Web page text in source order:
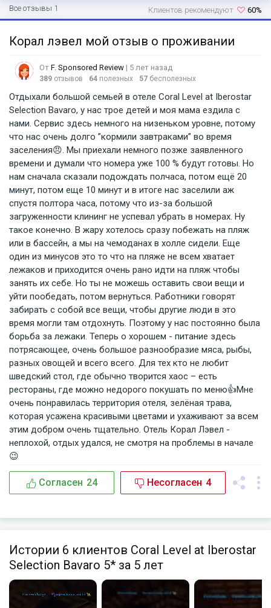
Все отзывы 1 60%
Клиентов рекомендуют
Корал лэвел мой отзыв о проживании
От F. Sponsored Review | 5 лет назад
389 отзывов 64 полезных 57 бесполезных
Отдыхали большой семьей в отеле Coral Level at Iberostar
Selection Bavaro, у нас трое детей и моя мама ездила с
нами. Сервис здесь немного на низеньком уровне, потому
что нас очень долго ”кормили завтраками” во время
заселения😠. Мы приехали немного позже заявленного
времени и думали что номера уже 100 % будут готовы. Но
нам сначала сказали подождать полчаса, потом ещё 20
минут, потом еще 10 минут и в итоге нас заселили аж
спустя полтора часа, потому что из-за большой
загруженности клининг не успевал убрать в номерах. Ну
такое конечно. В жару хотелось сразу побежать на пляж
или в бассейн, а мы на чемоданах в холле сидели. Еще
один из минусов это то что на пляже не всем хватает
лежаков и приходится очень рано идти на пляж чтобы
занять их себе. Но ты не можешь оставить свои вещи и
уйти пообедать, потом вернуться. Работники говорят
забирать с собой все вещи, чтобы другие люди в это
время могли там отдохнуть. Поэтому у нас постоянно была
борьба за лежаки. Теперь о хорошем - питание здесь
потрясающее, очень большое разнообразие мяса, рыбы,
разных овощей и всего всего. Для тех кто не любит
шведский стол, где обычно творится хаос – есть
рестораны, где можно недорого покушать по меню👍Мне
очень понравилась территория отеля, зелёная трава,
которая усажена красивыми цветами и ухаживают за всем
этим добром очень тщательно. Отель Корал Лэвел -
неплохой, отдых удался, не смотря на проблемы в начале
😉
Согласен 24 Несогласен 4
Истории 6 клиентов Coral Level at Iberostar
Selection Bavaro 5* за 5 лет